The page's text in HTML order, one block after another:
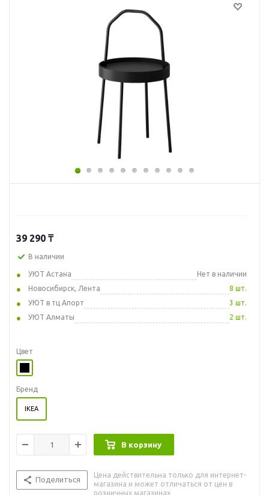
39 290 ₸
В наличии
УЮТ Астана
Нет в наличии
Новосибирск, Лента
8 шт.
УЮТ в тц Апорт
3 шт.
УЮТ Алматы
2 шт.
Цвет
Бренд
IKEA
В корзину
Поделиться
Цена действительна только для интернет-
магазина и может отличаться от цен в
розничных магазинах